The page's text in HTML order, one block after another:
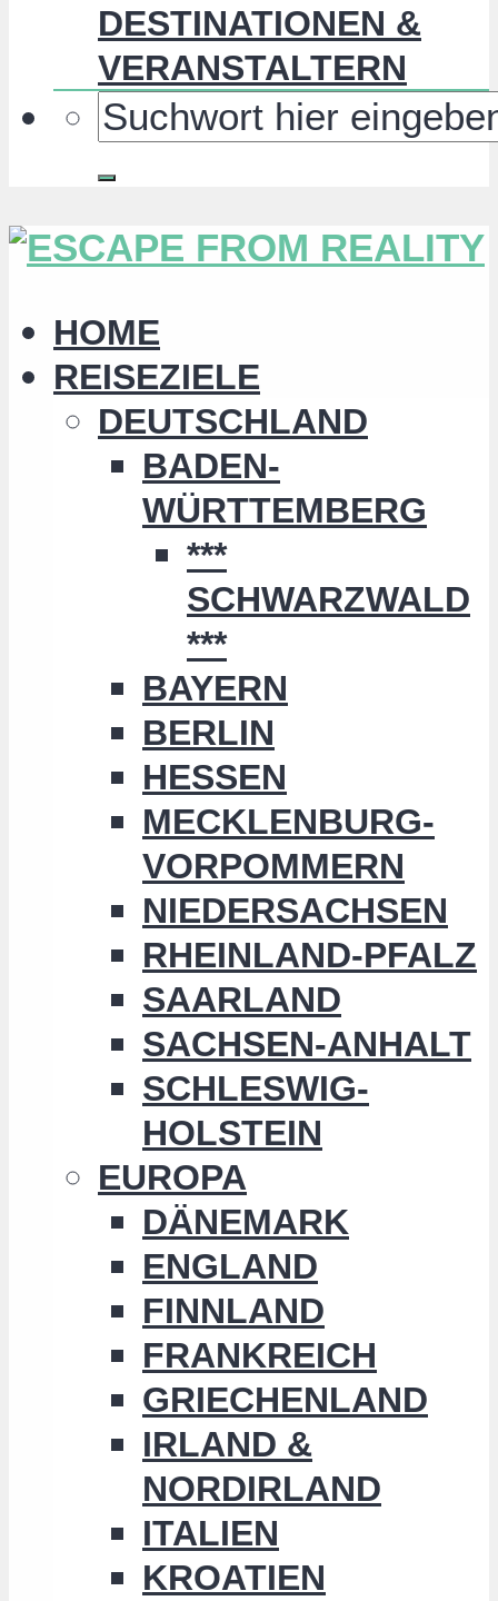
DESTINATIONEN &
VERANSTALTERN
HOME
REISEZIELE
DEUTSCHLAND
BADEN-
WÜRTTEMBERG
***
SCHWARZWALD
***
BAYERN
BERLIN
HESSEN
MECKLENBURG-
VORPOMMERN
NIEDERSACHSEN
RHEINLAND-PFALZ
SAARLAND
SACHSEN-ANHALT
SCHLESWIG-
HOLSTEIN
EUROPA
DÄNEMARK
ENGLAND
FINNLAND
FRANKREICH
GRIECHENLAND
IRLAND &
NORDIRLAND
ITALIEN
KROATIEN